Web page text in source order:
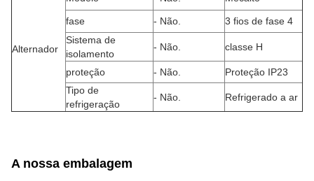
Alternador
fase - Não.
3 fios de fase 4
Sistema de
isolamento
- Não. classe H
proteção - Não.
Proteção IP23
Tipo de
refrigeração
- Não. Refrigerado a ar
A nossa embalagem